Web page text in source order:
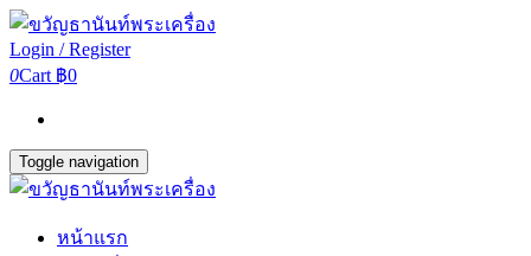
Login / Register
0Cart ฿0
Toggle navigation
หน้าแรก